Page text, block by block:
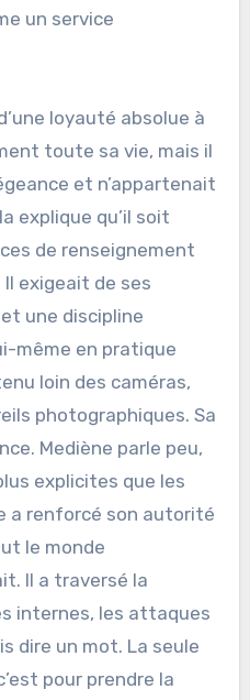
un service
loyauté absolue à
toute sa vie, mais il
et n’appartenait
explique qu’il soit
de renseignement
exigeait de ses
une discipline
même en pratique
loin des caméras,
photographiques. Sa
Mediène parle peu,
explicites que les
a renforcé son autorité
le monde
Il a traversé la
internes, les attaques
dire un mot. La seule
pour prendre la